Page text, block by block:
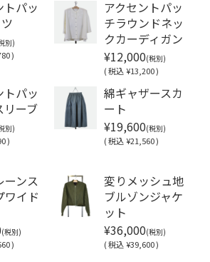
トパッ
別)
)
アクセントパッ
チラウンドネッ
クカーディガン
¥12,000(税別)
(税込 ¥13,200 )
トパッ
リーブ
別)
)
綿ギャザースカ
ート
¥19,600(税別)
(税込 ¥21,560 )
ーンス
ワイド
(税別)
)
変りメッシュ地
ブルゾンジャケ
ット
¥36,000(税別)
(税込 ¥39,600 )